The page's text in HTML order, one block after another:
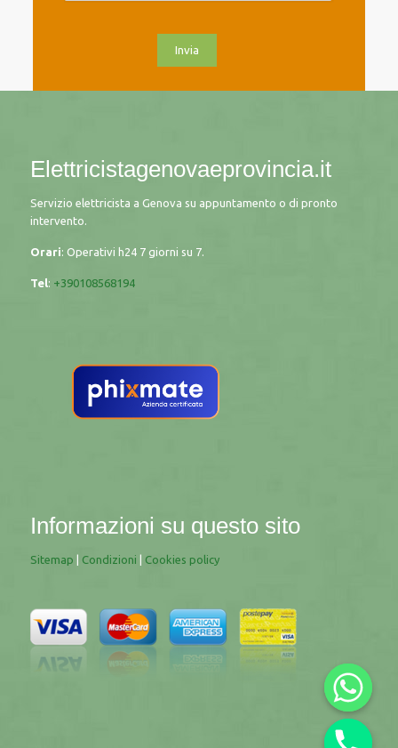
Elettricistagenovaeprovincia.it
Servizio elettricista a Genova su appuntamento o di pronto
intervento.
Orari: Operativi h24 7 giorni su 7.
Tel: +390108568194
Informazioni su questo sito
Sitemap Condizioni Cookies policy